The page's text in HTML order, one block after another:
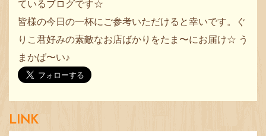
ているブログです☆
皆様の今日の一杯にご参考いただけると幸いです。ぐ
りこ君好みの素敵なお店ばかりをたま〜にお届け☆ う
まかば〜い♪
LINK